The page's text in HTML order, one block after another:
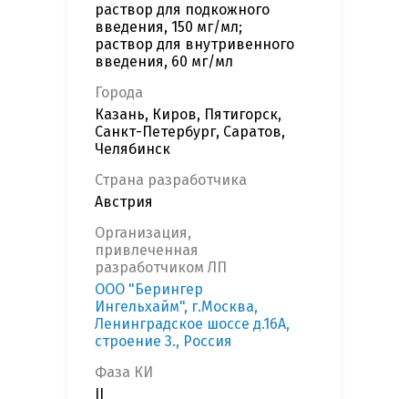
раствор для подкожного
введения, 150 мг/мл;
раствор для внутривенного
введения, 60 мг/мл
Города
Казань, Киров, Пятигорск,
Санкт-Петербург, Саратов,
Челябинск
Страна разработчика
Австрия
Организация,
привлеченная
разработчиком ЛП
ООО "Берингер
Ингельхайм", г.Москва,
Ленинградское шоссе д.16А,
строение 3., Россия
Фаза КИ